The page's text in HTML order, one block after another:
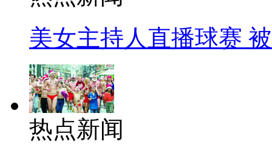
美女主持人直播球赛
热点新闻